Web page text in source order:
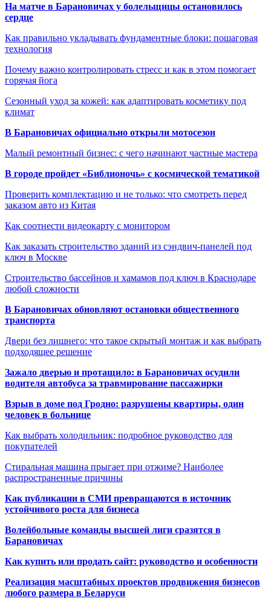
На матче в Барановичах у болельщицы остановилось
сердце
Как правильно укладывать фундаментные блоки: пошаговая
технология
Почему важно контролировать стресс и как в этом помогает
горячая йога
Сезонный уход за кожей: как адаптировать косметику под
климат
В Барановичах официально открыли мотосезон
Малый ремонтный бизнес: с чего начинают частные мастера
В городе пройдет «Библионочь» с космической тематикой
Проверить комплектацию и не только: что смотреть перед
заказом авто из Китая
Как соотнести видеокарту с монитором
Как заказать строительство зданий из сэндвич-панелей под
ключ в Москве
Строительство бассейнов и хамамов под ключ в Краснодаре
любой сложности
В Барановичах обновляют остановки общественного
транспорта
Двери без лишнего: что такое скрытый монтаж и как выбрать
подходящее решение
Зажало дверью и протащило: в Барановичах осудили
водителя автобуса за травмирование пассажирки
Взрыв в доме под Гродно: разрушены квартиры, один
человек в больнице
Как выбрать холодильник: подробное руководство для
покупателей
Стиральная машина прыгает при отжиме? Наиболее
распространенные причины
Как публикации в СМИ превращаются в источник
устойчивого роста для бизнеса
Волейбольные команды высшей лиги сразятся в
Барановичах
Как купить или продать сайт: руководство и особенности
Реализация масштабных проектов продвижения бизнесов
любого размера в Беларуси